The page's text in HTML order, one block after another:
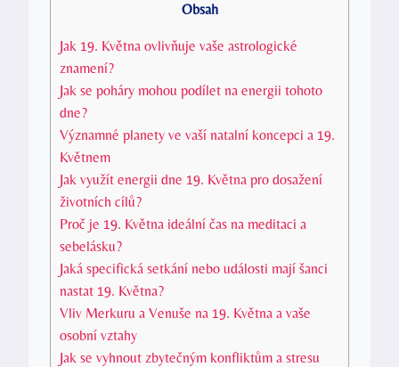
Obsah
Jak 19. Května ⁢ovlivňuje vaše ‌astrologické​
znamení?
Jak se poháry mohou podílet na energii tohoto
dne?
Významné planety ve vaší natalní koncepci a ​19.
Květnem
Jak využít energii dne 19. Května pro dosažení
životních cílů?
Proč je 19.‌ Května ideální ⁣čas na meditaci a⁣
sebelásku?
Jaká specifická setkání nebo⁢ události ⁤mají‌ šanci
nastat 19. Května?
Vliv Merkuru a‌ Venuše na 19. Května a vaše⁢
osobní vztahy
Jak se vyhnout zbytečným⁣ konfliktům a stresu